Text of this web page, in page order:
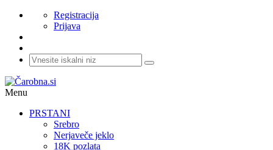
Registracija
Prijava
Menu
PRSTANI
Srebro
Nerjaveče jeklo
18K pozlata